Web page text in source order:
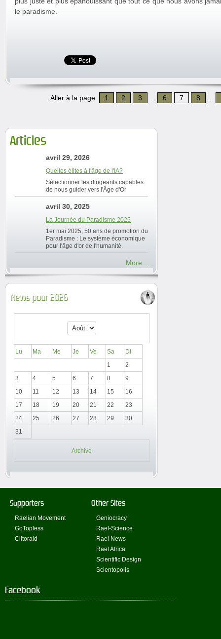
le paradisme.
Aller à la page 1 2 3 6 7 8
Articles
avril 29, 2026
Quelles élites à l'âge de l'IA?
Sélectionner les dirigeants capables
de nous guider vers l'Âge d'Or
avril 30, 2025
La Journée du Paradisme 2025
1er mai 2025, 50 ans de promotion du
Paradisme : Le système économique
pour l'âge d'or de l'humanité.
More...
News pour 2026
Lu Ma Me Je Ve Sa
Di
1
2
3
4 5 6 7 8
9
10
11 12 13 14 15
16
17
18 19 20 21 22
23
24
25 26 27 28 29
30
31
Archive
Supporters
Raelian Movement
GoTopless
Clitoraid
Other Sites
Geniocracy
Rael-Science
Rael News
Rael Africa
Scientific Design
Scientopolis
Facebook